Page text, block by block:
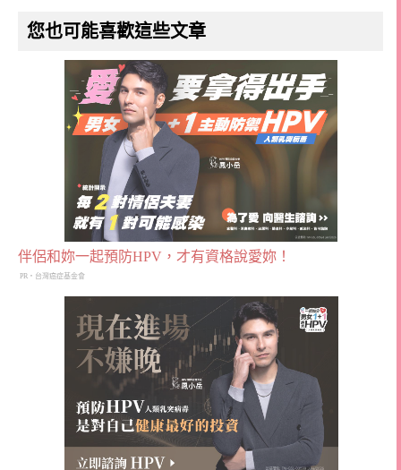
您也可能喜歡這些文章
伴侶和妳一起預防HPV，才有資格說愛妳！
PR・台灣癌症基金會